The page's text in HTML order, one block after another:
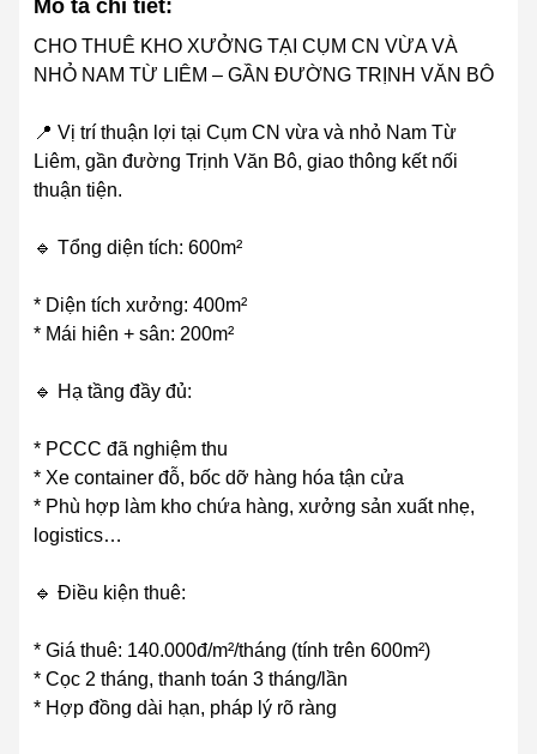
Mô tả chi tiết:
CHO THUÊ KHO XƯỞNG TẠI CỤM CN VỪA VÀ
NHỎ NAM TỪ LIÊM – GẦN ĐƯỜNG TRỊNH VĂN BÔ
📍 Vị trí thuận lợi tại Cụm CN vừa và nhỏ Nam Từ
Liêm, gần đường Trịnh Văn Bô, giao thông kết nối
thuận tiện.
🔹 Tổng diện tích: 600m²
* Diện tích xưởng: 400m²
* Mái hiên + sân: 200m²
🔹 Hạ tầng đầy đủ:
* PCCC đã nghiệm thu
* Xe container đỗ, bốc dỡ hàng hóa tận cửa
* Phù hợp làm kho chứa hàng, xưởng sản xuất nhẹ,
logistics…
🔹 Điều kiện thuê:
* Giá thuê: 140.000đ/m²/tháng (tính trên 600m²)
* Cọc 2 tháng, thanh toán 3 tháng/lần
* Hợp đồng dài hạn, pháp lý rõ ràng